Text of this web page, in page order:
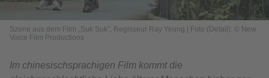
Szene aus dem Film „Suk Suk”, Regisseur Ray Yeung | Foto (Detail): © New
Voice Film Productions
Im chinesischsprachigen Film kommt die